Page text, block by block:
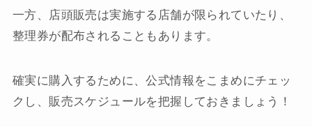
一方、店頭販売は実施する店舗が限られていたり、
整理券が配布されることもあります。
確実に購入するために、公式情報をこまめにチェッ
クし、販売スケジュールを把握しておきましょう！